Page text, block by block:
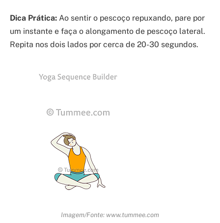
Dica Prática: Ao sentir o pescoço repuxando, pare por
um instante e faça o alongamento de pescoço lateral.
Repita nos dois lados por cerca de 20-30 segundos.
Imagem/Fonte: www.tummee.com